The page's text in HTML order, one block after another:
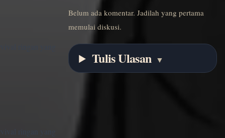
ringan yang
Belum ada komentar. Jadilah yang pertama
memulai diskusi.
Tulis Ulasan ▼